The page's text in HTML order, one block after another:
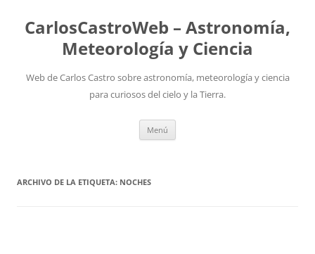
contenido
CarlosCastroWeb – Astronomía,
Meteorología y Ciencia
Web de Carlos Castro sobre astronomía, meteorología y ciencia
para curiosos del cielo y la Tierra.
Menú
ARCHIVO DE LA ETIQUETA: NOCHES